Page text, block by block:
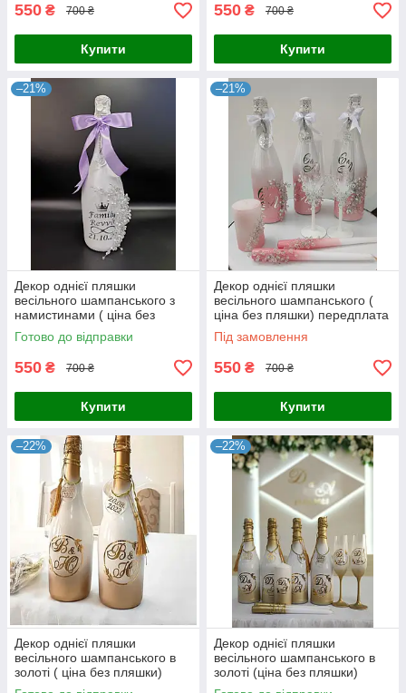
550 ₴ 700 ₴
Купити
550 ₴ 700 ₴
Купити
–21%
Декор однієї пляшки
весільного шампанського з
намистинами ( ціна без
пляшки) передплата
Готово до відправки
550 ₴ 700 ₴
Купити
–21%
Декор однієї пляшки
весільного шампанського (
ціна без пляшки) передплата
Під замовлення
550 ₴ 700 ₴
Купити
–22%
Декор однієї пляшки
весільного шампанського в
золоті ( ціна без пляшки)
–22%
Декор однієї пляшки
весільного шампанського в
золоті (ціна без пляшки)
передплата